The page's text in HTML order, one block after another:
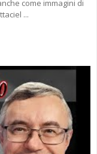
come immagini di
...